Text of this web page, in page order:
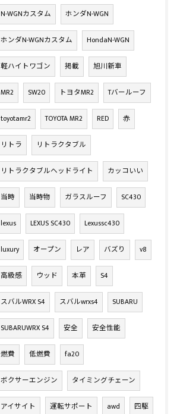
N-WGNカスタム ホンダN-WGN
ホンダN-WGNカスタム HondaN-WGN
軽ハイトワゴン 掲載 旭川新車
MR2 SW20 トヨタMR2 Tバールーフ
toyotamr2 TOYOTA MR2 RED 赤
リトラ リトラクタブル
リトラクタブルヘッドライト カッコいい
当時 当時物 ガラスルーフ SC430
lexus LEXUS SC430 Lexussc430
luxury オープン レア バズり v8
高級感 ウッド 本革 S4
スバルWRX S4 スバルwrxs4 SUBARU
SUBARUWRX S4 安全 安全性能
燃費 低燃費 fa20
ボクサーエンジン タイミングチェーン
アイサイト 運転サポート awd 四駆